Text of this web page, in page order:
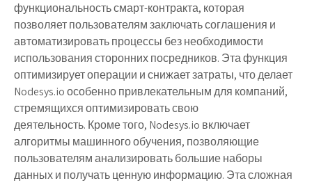
функциональность смарт-контракта, которая
позволяет пользователям заключать соглашения и
автоматизировать процессы без необходимости
использования сторонних посредников. Эта функция
оптимизирует операции и снижает затраты, что делает
Nodesys.io особенно привлекательным для компаний,
стремящихся оптимизировать свою
деятельность. Кроме того, Nodesys.io включает
алгоритмы машинного обучения, позволяющие
пользователям анализировать большие наборы
данных и получать ценную информацию. Эта сложная